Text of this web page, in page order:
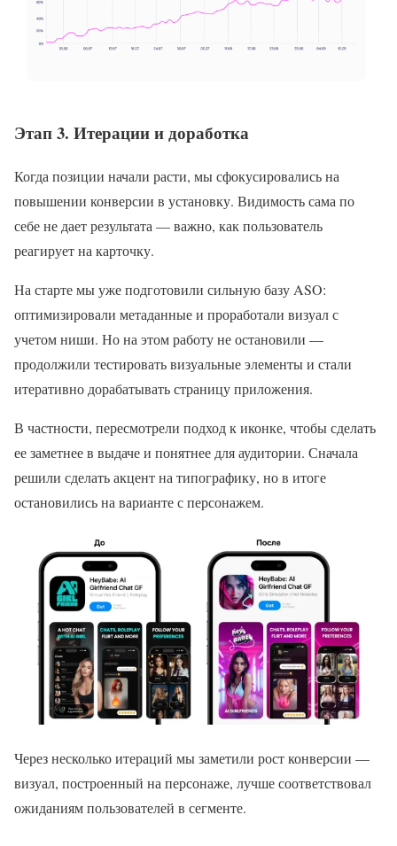
Этап 3. Итерации и доработка
Когда позиции начали расти, мы сфокусировались на
повышении конверсии в установку. Видимость сама по
себе не дает результата — важно, как пользователь
реагирует на карточку.
На старте мы уже подготовили сильную базу ASO:
оптимизировали метаданные и проработали визуал с
учетом ниши. Но на этом работу не остановили —
продолжили тестировать визуальные элементы и стали
итеративно дорабатывать страницу приложения.
В частности, пересмотрели подход к иконке, чтобы сделать
ее заметнее в выдаче и понятнее для аудитории. Сначала
решили сделать акцент на типографику, но в итоге
остановились на варианте с персонажем.
Через несколько итераций мы заметили рост конверсии —
визуал, построенный на персонаже, лучше соответствовал
ожиданиям пользователей в сегменте.